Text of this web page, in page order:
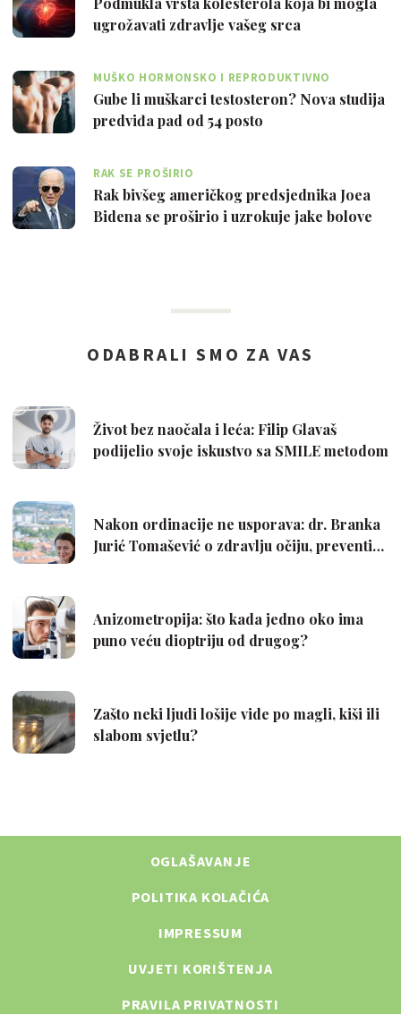
ugrožavati zdravlje vašeg srca
MUŠKO HORMONSKO I REPRODUKTIVNO
ZDRAVLJE
Gube li muškarci testosteron? Nova studija
predviđa pad od 54 posto
RAK SE PROŠIRIO
Rak bivšeg američkog predsjednika Joea
Bidena se proširio i uzrokuje jake bolove
OGLAŠAVANJE
POLITIKA KOLAČIĆA
IMPRESSUM
UVJETI KORIŠTENJA
PRAVILA PRIVATNOSTI